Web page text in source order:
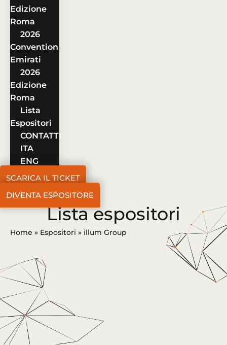
Edizione
Roma
2026
Convention
Emirati
2026
Edizione
Roma
Lista
Espositori
CONTATTI
ITA
ENG
SCARICA IL TICKET
DIVENTA ESPOSITORE
Lista espositori
Home » Espositori » illum Group